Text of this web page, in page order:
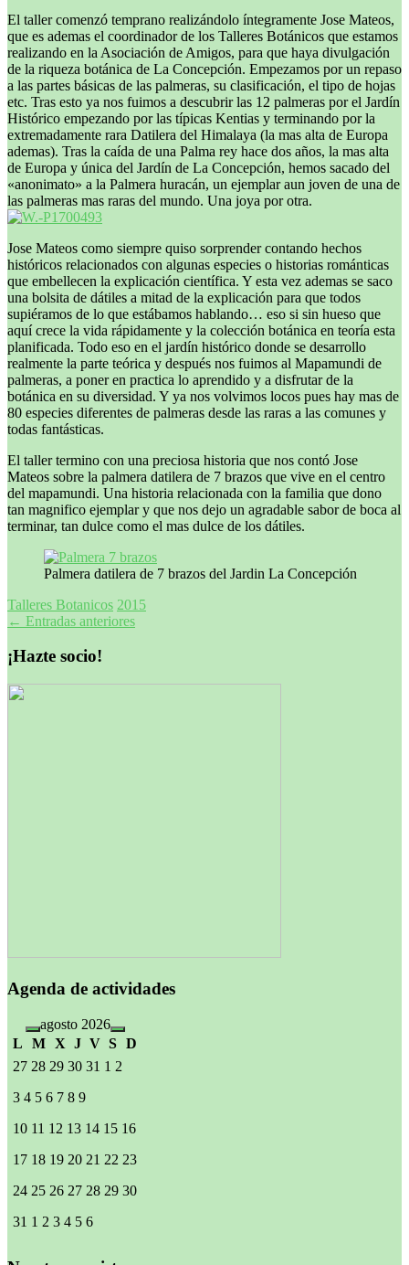
El taller comenzó temprano realizándolo íntegramente Jose Mateos,
que es ademas el coordinador de los Talleres Botánicos que estamos
realizando en la Asociación de Amigos, para que haya divulgación
de la riqueza botánica de La Concepción. Empezamos por un repaso
a las partes básicas de las palmeras, su clasificación, el tipo de hojas
etc. Tras esto ya nos fuimos a descubrir las 12 palmeras por el Jardín
Histórico empezando por las típicas Kentias y terminando por la
extremadamente rara Datilera del Himalaya (la mas alta de Europa
ademas). Tras la caída de una Palma rey hace dos años, la mas alta
de Europa y única del Jardín de La Concepción, hemos sacado del
«anonimato» a la Palmera huracán, un ejemplar aun joven de una de
las palmeras mas raras del mundo. Una joya por otra.
Jose Mateos como siempre quiso sorprender contando hechos
históricos relacionados con algunas especies o historias románticas
que embellecen la explicación científica. Y esta vez ademas se saco
una bolsita de dátiles a mitad de la explicación para que todos
supiéramos de lo que estábamos hablando… eso si sin hueso que
aquí crece la vida rápidamente y la colección botánica en teoría esta
planificada. Todo eso en el jardín histórico donde se desarrollo
realmente la parte teórica y después nos fuimos al Mapamundi de
palmeras, a poner en practica lo aprendido y a disfrutar de la
botánica en su diversidad. Y ya nos volvimos locos pues hay mas de
80 especies diferentes de palmeras desde las raras a las comunes y
todas fantásticas.
El taller termino con una preciosa historia que nos contó Jose
Mateos sobre la palmera datilera de 7 brazos que vive en el centro
del mapamundi. Una historia relacionada con la familia que dono
tan magnifico ejemplar y que nos dejo un agradable sabor de boca al
terminar, tan dulce como el mas dulce de los dátiles.
Palmera datilera de 7 brazos del Jardin La Concepción
Talleres Botanicos 2015
Navegación
entradas
← Entradas anteriores
¡Hazte socio!
Agenda de actividades
agosto 2026
L
M X J V S D
27 28 29 30 31 1 2
3 4 5 6 7 8 9
10 11 12 13 14 15 16
17 18 19 20 21 22 23
24 25 26 27 28 29 30
31 1 2 3 4 5 6